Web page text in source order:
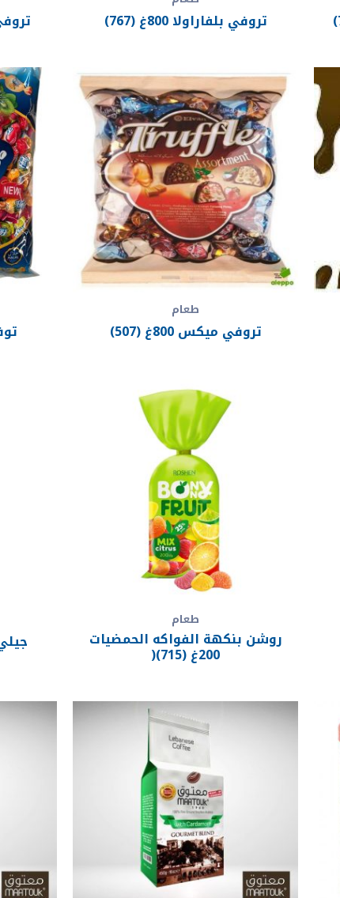
تروفي بلفاراولا 800غ (767) تروفي
طعام
تروفي ميكس 800غ (507)
طعام
روشن بنكهة الفواكه الحمضيات
200غ (715)(